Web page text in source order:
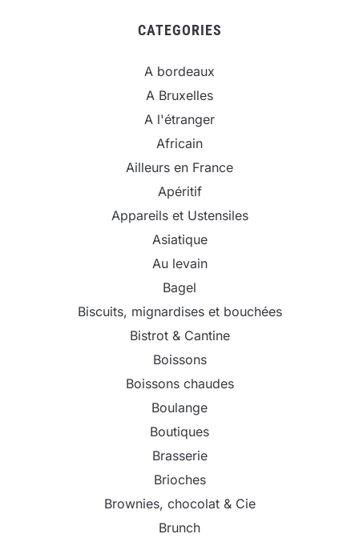
CATEGORIES
A bordeaux
A Bruxelles
A l'étranger
Africain
Ailleurs en France
Apéritif
Appareils et Ustensiles
Asiatique
Au levain
Bagel
Biscuits, mignardises et bouchées
Bistrot & Cantine
Boissons
Boissons chaudes
Boulange
Boutiques
Brasserie
Brioches
Brownies, chocolat & Cie
Brunch